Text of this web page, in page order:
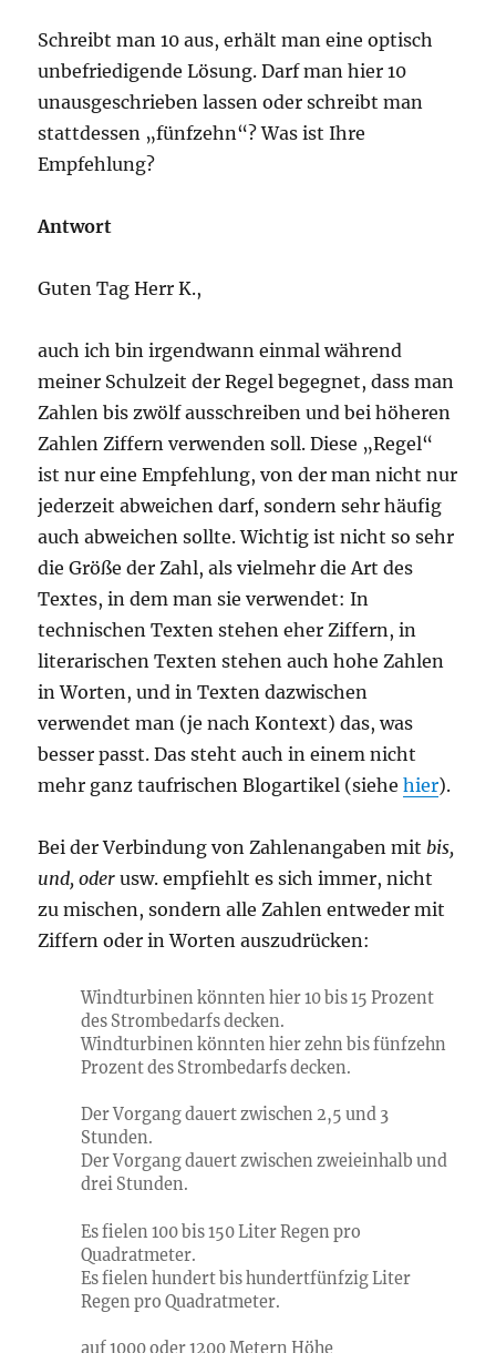
Schreibt man 10 aus, erhält man eine optisch
unbefriedigende Lösung. Darf man hier 10
unausgeschrieben lassen oder schreibt man
stattdessen „fünfzehn“? Was ist Ihre
Empfehlung?
Antwort
Guten Tag Herr K.,
auch ich bin irgendwann einmal während
meiner Schulzeit der Regel begegnet, dass man
Zahlen bis zwölf ausschreiben und bei höheren
Zahlen Ziffern verwenden soll. Diese „Regel“
ist nur eine Empfehlung, von der man nicht nur
jederzeit abweichen darf, sondern sehr häufig
auch abweichen sollte. Wichtig ist nicht so sehr
die Größe der Zahl, als vielmehr die Art des
Textes, in dem man sie verwendet: In
technischen Texten stehen eher Ziffern, in
literarischen Texten stehen auch hohe Zahlen
in Worten, und in Texten dazwischen
verwendet man (je nach Kontext) das, was
besser passt. Das steht auch in einem nicht
mehr ganz taufrischen Blogartikel (siehehier).
Bei der Verbindung von Zahlenangaben mit bis,
und, oder usw. empfiehlt es sich immer, nicht
zu mischen, sondern alle Zahlen entweder mit
Ziffern oder in Worten auszudrücken:
Windturbinen könnten hier 10 bis 15 Prozent
des Strombedarfs decken.
Windturbinen könnten hier zehn bis fünfzehn
Prozent des Strombedarfs decken.
Der Vorgang dauert zwischen 2,5 und 3
Stunden.
Der Vorgang dauert zwischen zweieinhalb und
drei Stunden.
Es fielen 100 bis 150 Liter Regen pro
Quadratmeter.
Es fielen hundert bis hundertfünfzig Liter
Regen pro Quadratmeter.
auf 1000 oder 1200 Metern Höhe